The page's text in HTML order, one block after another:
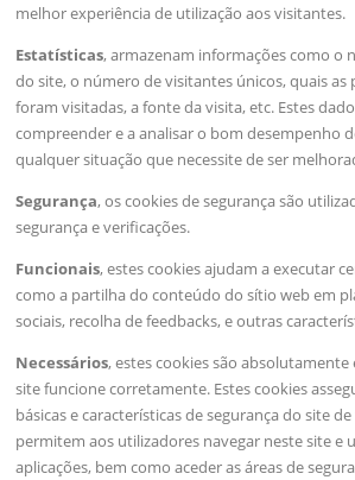
melhor experiência de utilização aos visitantes.
Estatísticas, armazenam informações como o
do site, o número de visitantes únicos, quais as
foram visitadas, a fonte da visita, etc. Estes
compreender e a analisar o bom desempenho
qualquer situação que necessite de ser
Segurança, os cookies de segurança são
segurança e verificações.
Funcionais, estes cookies ajudam a executar
como a partilha do conteúdo do sítio web em
sociais, recolha de feedbacks, e outras
Necessários, estes cookies são absolutamente
site funcione corretamente. Estes cookies
básicas e características de segurança do site
permitem aos utilizadores navegar neste site e
aplicações, bem como aceder as áreas de